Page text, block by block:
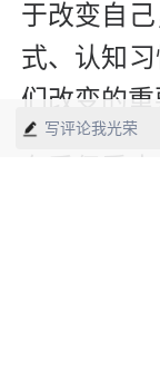
于改变自
式、认知
们改变的重
写评论我光荣